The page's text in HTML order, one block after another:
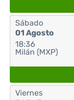
Sábado
01 Agosto
18:36
Milán (MXP)
Viernes